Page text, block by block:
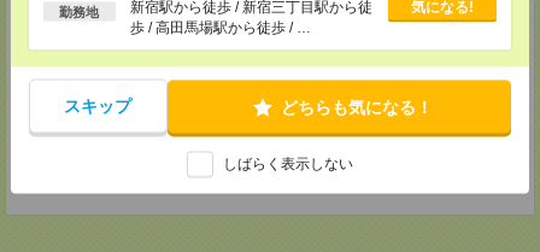
勤務地
新宿駅から徒歩 / 新宿三丁目駅から徒
歩 / 高田馬場駅から徒歩 / …
気になる!
スキップ どちらも気になる！
しばらく表示しない
メディカルケア事業部 横浜オフィス
神奈川県横浜市保土ケ谷区神戸町134 横浜ビジネスパークサウスタワー
2F B区画
TEL：0120-901-799
担当：採用担当
★今ならご来社登録でQUOカード2000円分をプレゼント中★